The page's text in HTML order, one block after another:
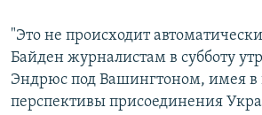
"Это не происходит
Байден журналистам в субботу
Эндрюс под Вашингтоном, имея в
перспективы присоединения